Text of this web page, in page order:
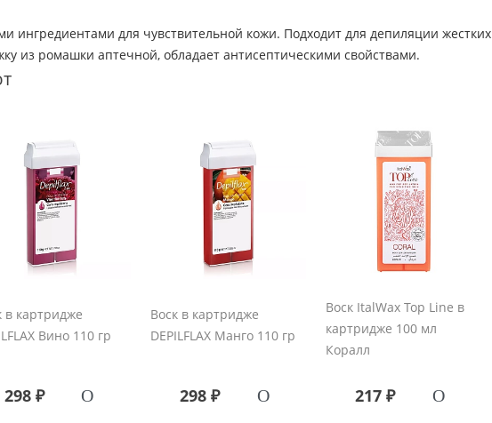
ингредиентами для чувствительной кожи. Подходит для депиляции жестких
из ромашки аптечной, обладает антисептическими свойствами.
в картридже
Вино 110 гр
298 ₽
Воск в картридже
DEPILFLAX Манго 110 гр
298 ₽
Воск ItalWax Top Line в
картридже 100 мл
Коралл
217 ₽